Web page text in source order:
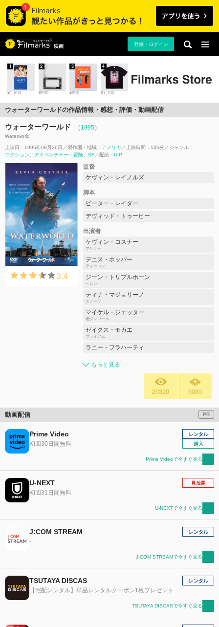
映画 登録・ログイン
¥1,650
1
¥990
2
¥990
3
¥7,700
4
ウォーターワールドの作品情報・感想・評価・動画配信
ウォーターワールド （ 1995）
Waterworld
上映日：1995年08月26日 製作国・地域： アメリカ 上映時間：135分
ジャンル：
アクション
アドベンチャー・冒険 SF 配給： UIP
3.4
監督
ケヴィン・レイノルズ
脚本
ピーター・レイダー
デヴィッド・トゥーヒー
出演者
ケヴィン・コスナー
マリナー
デニス・ホッパー
ディーコン
ジーン・トリプルホーン
ヘレン
ティナ・マジョリーノ
エノーラ
マイケル・ジェッター
老グレゴール
ゼイクス・モカエ
プライアム
ラニー・フラハーティ
もっと見る
20320 6080
動画配信 PR
Prime Video
初回30日間無料
レンタル
購入
Prime Videoで今すぐ見る
U-NEXT
初回31日間無料
見放題
U-NEXTで今すぐ見る
J:COM STREAM
-
レンタル
J:COM STREAMで今すぐ見る
TSUTAYA DISCAS
【宅配レンタル】単品レンタルクーポン1枚プレゼント
レンタル
TSUTAYA DISCASで今すぐ見る